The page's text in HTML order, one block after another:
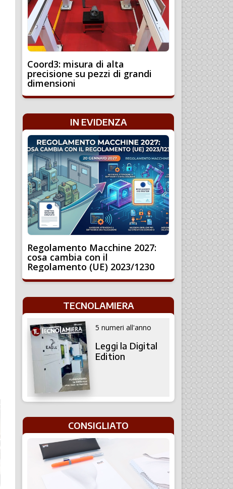
Coord3: misura di alta
precisione su pezzi di grandi
dimensioni
IN EVIDENZA
Regolamento Macchine 2027:
cosa cambia con il
Regolamento (UE) 2023/1230
TECNOLAMIERA
5 numeri all'anno
Leggi la Digital
Edition
CONSIGLIATO